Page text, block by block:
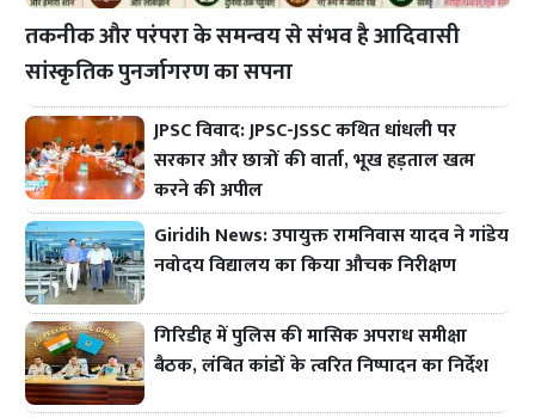
तकनीक और परंपरा के समन्वय से संभव है आदिवासी
सांस्कृतिक पुनर्जागरण का सपना
JPSC विवाद: JPSC-JSSC कथित धांधली पर
सरकार और छात्रों की वार्ता, भूख हड़ताल खत्म
करने की अपील
Giridih News: उपायुक्त रामनिवास यादव ने गांडेय
नवोदय विद्यालय का किया औचक निरीक्षण
गिरिडीह में पुलिस की मासिक अपराध समीक्षा
बैठक, लंबित कांडों के त्वरित निष्पादन का निर्देश